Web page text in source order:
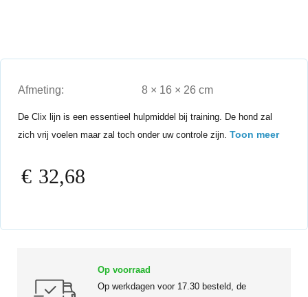
Afmeting: 8 × 16 × 26 cm
De Clix lijn is een essentieel hulpmiddel bij training. De hond zal
zich vrij voelen maar zal toch onder uw controle zijn. Toon meer
€ 32,68
Op voorraad
Op werkdagen voor 17.30 besteld, de